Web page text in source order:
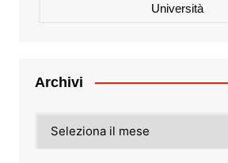
Università
Archivi